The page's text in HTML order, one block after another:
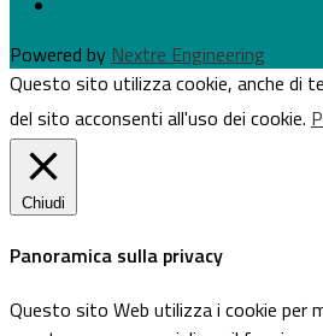
Powered by Nextre Engineering
Questo sito utilizza cookie, anche di
del sito acconsenti all'uso dei cookie.
Chiudi
Panoramica sulla privacy
Questo sito Web utilizza i cookie per